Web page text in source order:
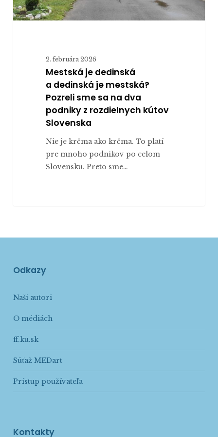
na
Slovenska
2. februára 2026
Mestská je dedinská
a dedinská je mestská?
Pozreli sme sa na dva
podniky z rozdielnych kútov
Slovenska
Nie je krčma ako krčma. To platí
pre mnoho podnikov po celom
Slovensku. Preto sme…
Odkazy
Naši autori
O médiách
ff.ku.sk
Súťaž MEDart
Prístup používateľa
Kontakty